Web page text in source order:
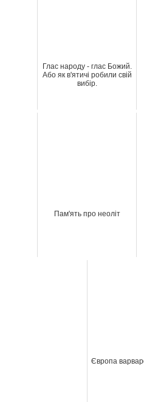
Глас народу - глас Божий.
Або як в'ятичі робили свій
вибір.
Пам'ять про неоліт
Європа